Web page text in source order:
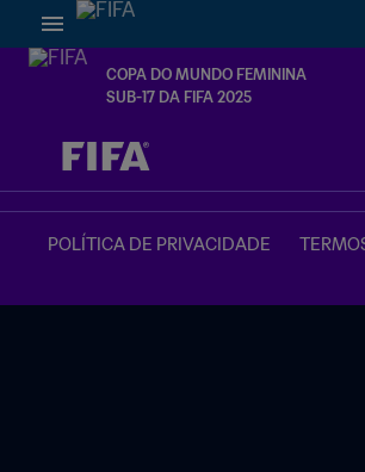
COPA DO MUNDO FEMININA
SUB-17 DA FIFA 2025
TBD x TBD
POLÍTICA DE PRIVACIDADE